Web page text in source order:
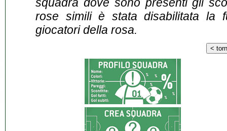
rose simili è stata disabilitata la
giocatori della rosa.